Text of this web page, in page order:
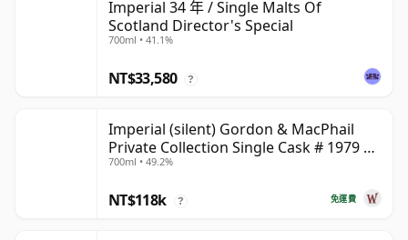
Imperial 34 年 / Single Malts Of
Scotland Director's Special
700ml • 41.1%
NT$33,580 ?
Imperial (silent) Gordon & MacPhail
Private Collection Single Cask # 1979 42
年
700ml • 49.2%
免運費
NT$118k ?